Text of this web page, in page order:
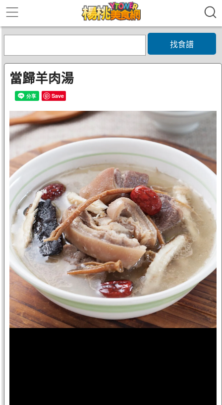
找食譜
當歸羊肉湯
Save